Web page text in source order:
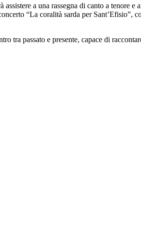
a una rassegna di canto a tenore e
“La coralità sarda per Sant’Efisio”,
tra passato e presente, capace di